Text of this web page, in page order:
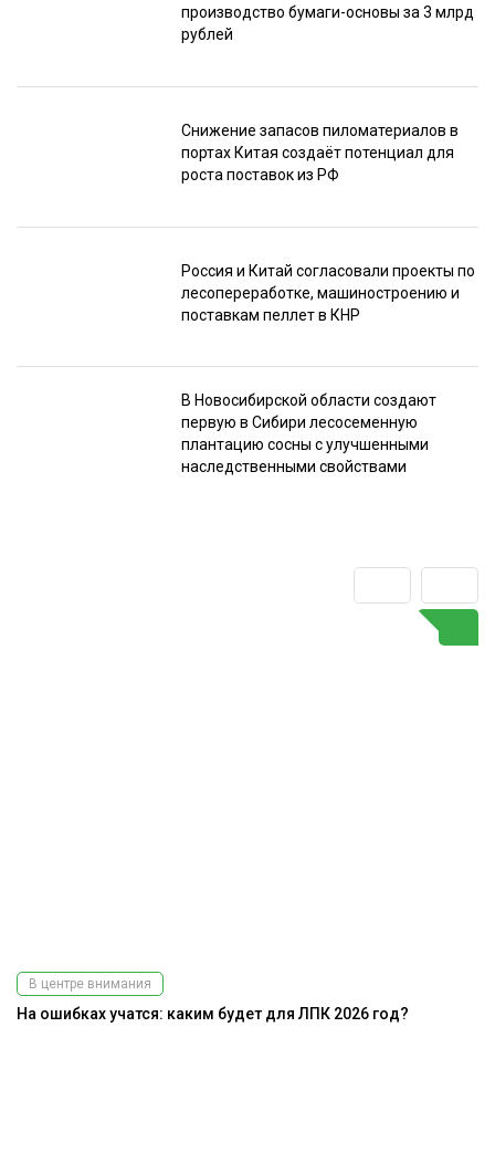
производство бумаги-основы за 3 млрд
рублей
Снижение запасов пиломатериалов в
портах Китая создаёт потенциал для
роста поставок из РФ
Россия и Китай согласовали проекты по
лесопереработке, машиностроению и
поставкам пеллет в КНР
В Новосибирской области создают
первую в Сибири лесосеменную
плантацию сосны с улучшенными
наследственными свойствами
В центре внимания
На ошибках учатся: каким будет для ЛПК 2026 год?